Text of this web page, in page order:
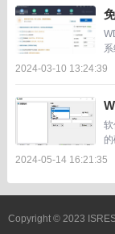
是
2024-03-10 13:24:39
v
用
2024-05-14 16:21:35
Copyright © 2023